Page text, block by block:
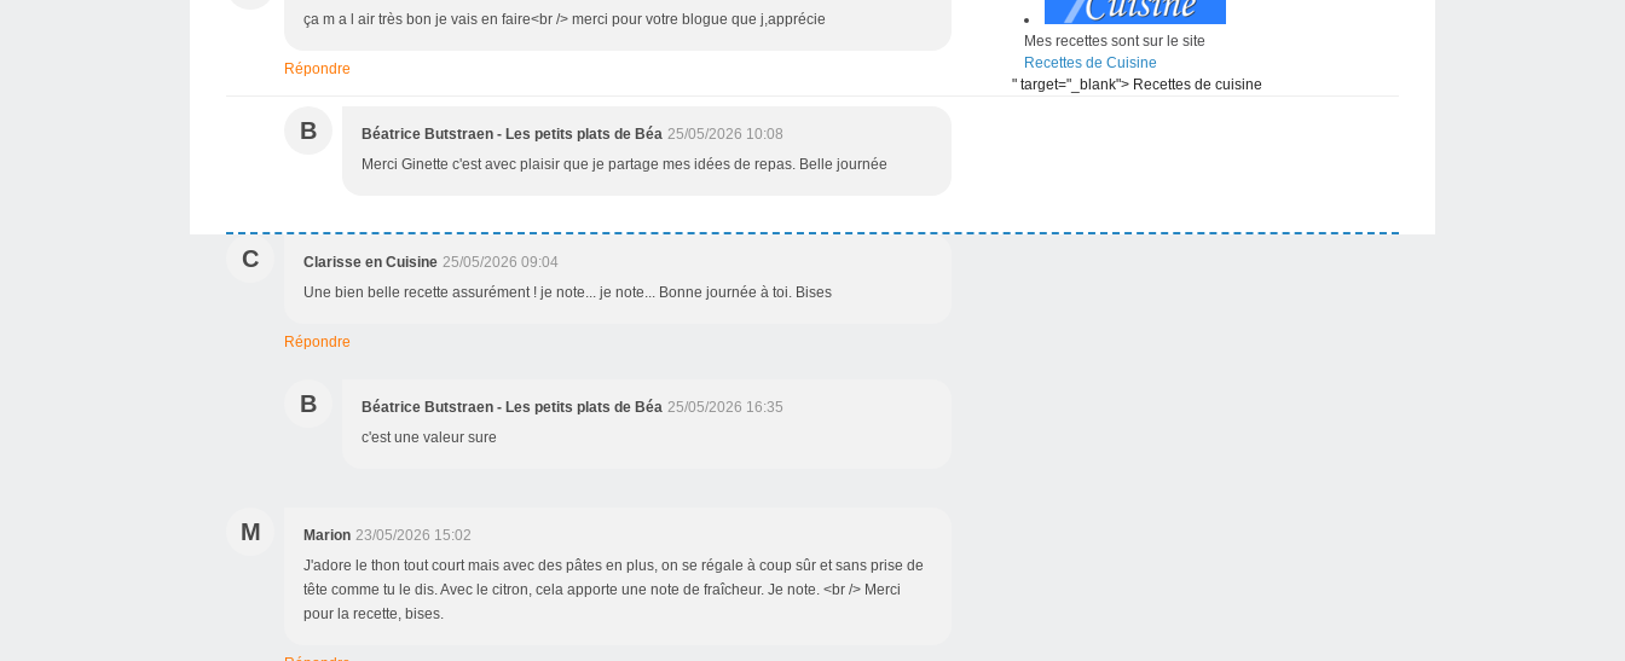
ça m a l air très bon je vais en faire<br /> merci pour votre blogue que j,apprécie
Répondre
B Béatrice Butstraen - Les petits plats de Béa 25/05/2026 10:08
Merci Ginette c'est avec plaisir que je partage mes idées de repas. Belle journée
C Clarisse en Cuisine 25/05/2026 09:04
Une bien belle recette assurément ! je note... je note... Bonne journée à toi. Bises
Répondre
B Béatrice Butstraen - Les petits plats de Béa 25/05/2026 16:35
c'est une valeur sure
M Marion 23/05/2026 15:02
J'adore le thon tout court mais avec des pâtes en plus, on se régale à coup sûr et sans prise de
tête comme tu le dis. Avec le citron, cela apporte une note de fraîcheur. Je note. <br /> Merci
pour la recette, bises.
Mes recettes sont sur le site
Recettes de Cuisine
" target="_blank"> Recettes de cuisine